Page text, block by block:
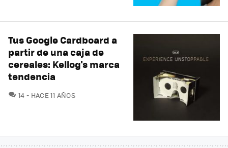
Tus Google Cardboard a
partir de una caja de
cereales: Kellog's marca
tendencia
14 COMENTARIOS
HACE 11 AÑOS